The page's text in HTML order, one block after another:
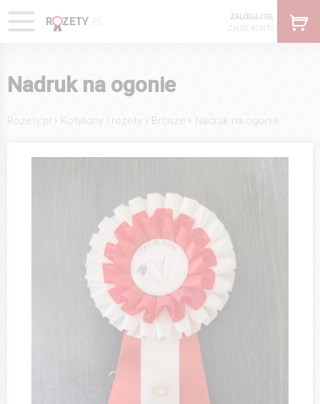
ZALOGUJ SIĘ
ZAŁÓŻ KONTO
Nadruk na ogonie
Rozety.pl › Kotyliony i rozety › Bronze › Nadruk na ogonie